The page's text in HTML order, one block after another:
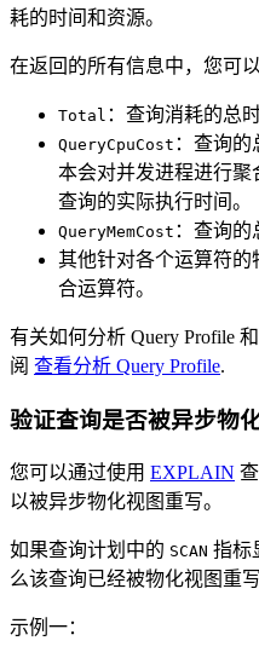
耗的时间和资源。
在返回的所有信息中，您可
Total ：查询消耗的总时
QueryCpuCost ：查询的
本会对并发进程进行
查询的实际执行时间。
QueryMemCost ：查询的
其他针对各个运算符的
合运算符。
有关如何分析 Query Profile
阅 查看分析 Query Profile.
验证查询是否被异步物
您可以通过使用 EXPLAIN
以被异步物化视图重写。
如果查询计划中的 SCAN 指标
么该查询已经被物化视图重写
示例一：